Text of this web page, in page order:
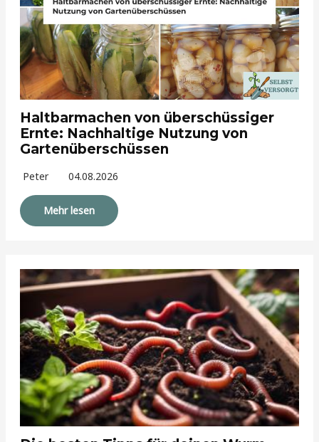
Haltbarmachen von überschüssiger
Ernte: Nachhaltige Nutzung von
Gartenüberschüssen
Peter 04.08.2026
Mehr lesen